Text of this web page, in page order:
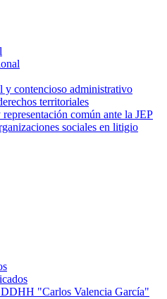
contencioso administrativo
territoriales
común ante la JEP
sociales en litigio
"Carlos Valencia García"